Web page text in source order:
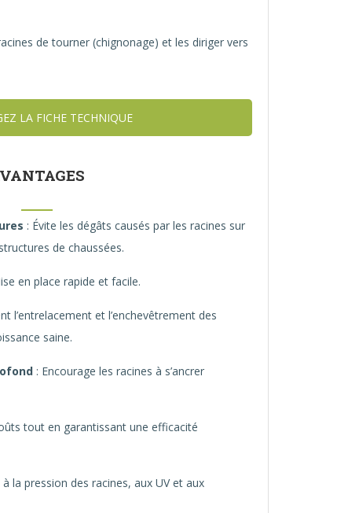
de tourner (chignonage) et les diriger vers
LA FICHE TECHNIQUE
: Évite les dégâts causés par les racines sur
de chaussées.
en place rapide et facile.
l’entrelacement et l’enchevêtrement des
saine.
: Encourage les racines à s’ancrer
tout en garantissant une efficacité
à la pression des racines, aux UV et aux